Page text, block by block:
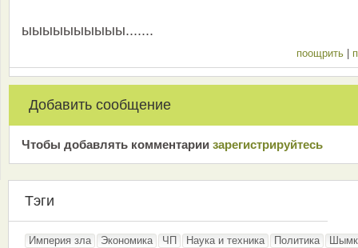
ыыыыыыыыыы.......
поощрить
Добавить сообщение
Чтобы добавлять комментарии зарeгиcтрирyйтeсь
Тэги
Империя зла Экономика ЧП Наука и техника Политика